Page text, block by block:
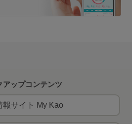
アップコンテンツ
報サイト My Kao